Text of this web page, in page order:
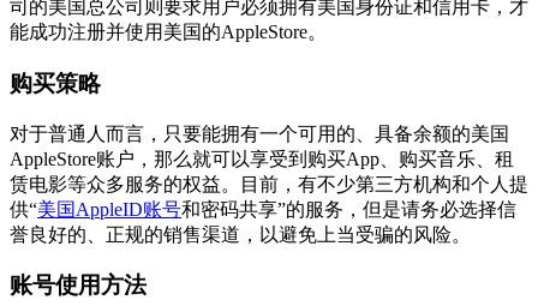
司的美国总公司则要求用户必须拥有美国身份证和信用卡，才
能成功注册并使用美国的AppleStore。
购买策略
对于普通人而言，只要能拥有一个可用的、具备余额的美国
AppleStore账户，那么就可以享受到购买App、购买音乐、租
赁电影等众多服务的权益。目前，有不少第三方机构和个人提
供“美国AppleID账号和密码共享”的服务，但是请务必选择信
誉良好的、正规的销售渠道，以避免上当受骗的风险。
账号使用方法